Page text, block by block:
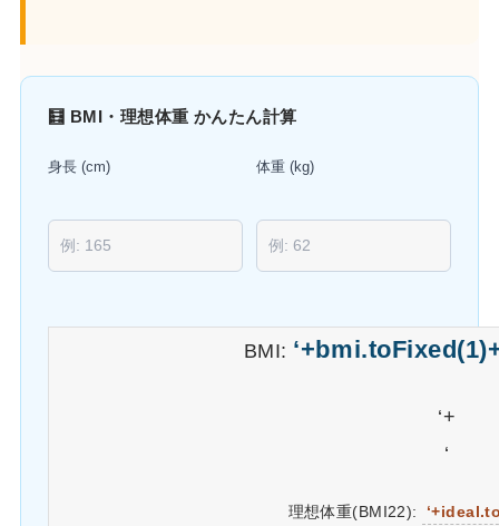
🧮 BMI・理想体重 かんたん計算
身長 (cm) 体重 (kg)
BMI:
‘+
‘
理想体重(BMI22):